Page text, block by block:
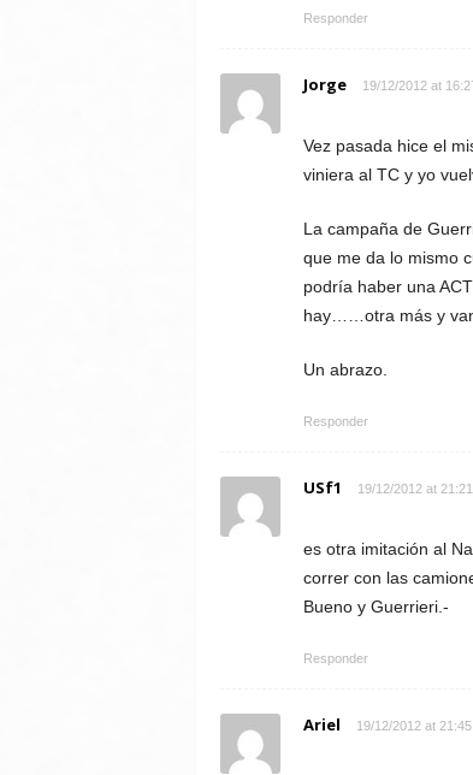
Responder
Jorge 19/12/2012 at
Vez pasada hice el
viniera al TC y yo
La campaña de
que me da lo mismo
podría haber una
hay……otra más y
Un abrazo.
Responder
USf1 19/12/2012 at 21:21
es otra imitación al
correr con las
Bueno y Guerrieri.-
Responder
Ariel 19/12/2012 at 21:45